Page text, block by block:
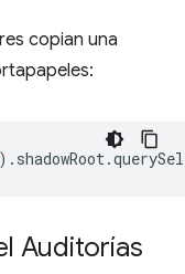
copian una
). shadowRoot.
Auditorías